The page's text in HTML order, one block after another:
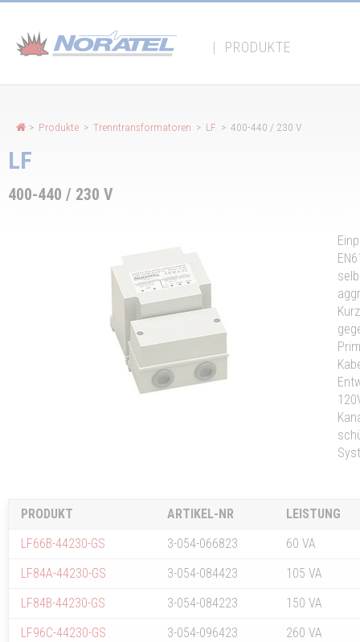
| PRODUKTE
> Produkte > Trenntransformatoren > LF > 400-440 / 230 V
LF
400-440 / 230 V
PRODUKT ARTIKEL-NR
LEISTUNG
LF66B-44230-GS
3-054-066823
60 VA
LF84A-44230-GS
3-054-084423
105 VA
LF84B-44230-GS
3-054-084223
150 VA
LF96C-44230-GS
3-054-096423
260 VA
Cookie-Einstellungen